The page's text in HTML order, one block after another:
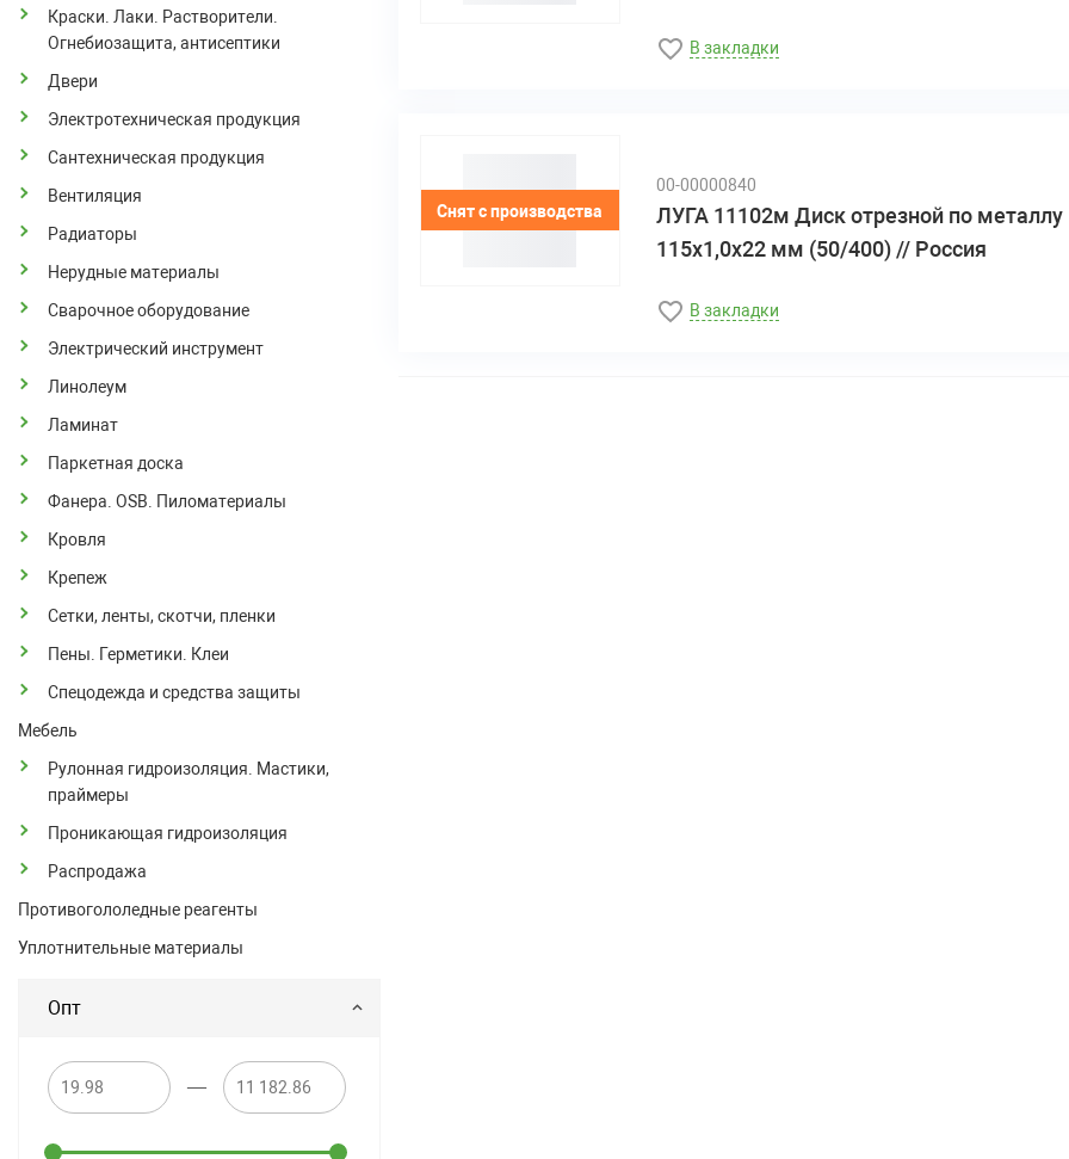
Краски. Лаки. Растворители.
Огнебиозащита, антисептики
Двери
Электротехническая продукция
Сантехническая продукция
Вентиляция
Радиаторы
Нерудные материалы
Сварочное оборудование
Электрический инструмент
Линолеум
Ламинат
Паркетная доска
Фанера. OSB. Пиломатериалы
Кровля
Крепеж
Сетки, ленты, скотчи, пленки
Пены. Герметики. Клеи
Спецодежда и средства защиты
Мебель
Рулонная гидроизоляция. Мастики,
праймеры
Проникающая гидроизоляция
Распродажа
Противогололедные реагенты
Уплотнительные материалы
Опт
—
В закладки
Снят с производства
00-00000840
ЛУГА 11102м Диск отрезной по металлу
115х1,0х22 мм (50/400) // Россия
В закладки